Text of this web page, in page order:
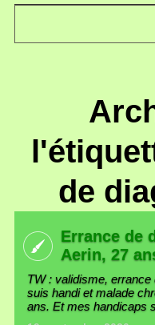
de
Errance de
Aerin, 27
TW : validisme,
suis handi et malade
ans. Et mes handicaps